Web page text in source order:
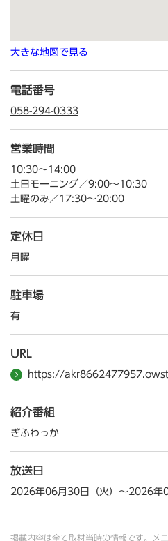
大きな地図で見る
電話番号
058-294-0333
営業時間
10:30～14:00
土日モーニング／9:00～10:30
土曜のみ／17:30～20:00
定休日
月曜
駐車場
有
URL
https://
紹介番組
ぎふわっか
放送日
2026年06月30日（火）～2026年
掲載内容は全て取材当時の情報です。メ